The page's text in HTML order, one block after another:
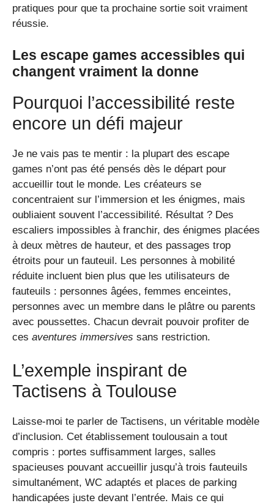
pratiques pour que ta prochaine sortie soit vraiment
réussie.
Les escape games accessibles qui
changent vraiment la donne
Pourquoi l’accessibilité reste
encore un défi majeur
Je ne vais pas te mentir : la plupart des escape
games n’ont pas été pensés dès le départ pour
accueillir tout le monde. Les créateurs se
concentraient sur l’immersion et les énigmes, mais
oubliaient souvent l’accessibilité. Résultat ? Des
escaliers impossibles à franchir, des énigmes placées
à deux mètres de hauteur, et des passages trop
étroits pour un fauteuil. Les personnes à mobilité
réduite incluent bien plus que les utilisateurs de
fauteuils : personnes âgées, femmes enceintes,
personnes avec un membre dans le plâtre ou parents
avec poussettes. Chacun devrait pouvoir profiter de
ces aventures immersives sans restriction.
L’exemple inspirant de
Tactisens à Toulouse
Laisse-moi te parler de Tactisens, un véritable modèle
d’inclusion. Cet établissement toulousain a tout
compris : portes suffisamment larges, salles
spacieuses pouvant accueillir jusqu’à trois fauteuils
simultanément, WC adaptés et places de parking
handicapées juste devant l’entrée. Mais ce qui